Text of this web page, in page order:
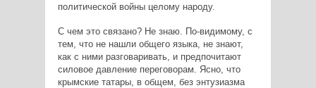
политической войны целому народу.
С чем это связано? Не знаю. По-видимому, с
тем, что не нашли общего языка, не знают,
как с ними разговаривать, и предпочитают
силовое давление переговорам. Ясно, что
крымские татары, в общем, без энтузиазма